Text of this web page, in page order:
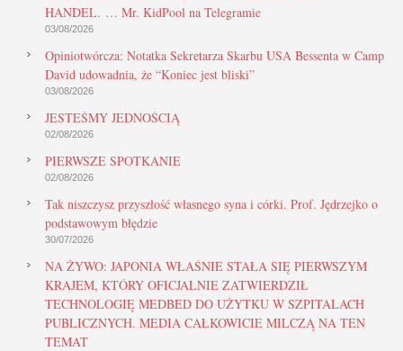
HANDEL. … Mr. KidPool na Telegramie
03/08/2026
Opiniotwórcza: Notatka Sekretarza Skarbu USA Bessenta w Camp
David udowadnia, że “Koniec jest bliski”
03/08/2026
JESTEŚMY JEDNOŚCIĄ
02/08/2026
PIERWSZE SPOTKANIE
02/08/2026
Tak niszczysz przyszłość własnego syna i córki. Prof. Jędrzejko o
podstawowym błędzie
30/07/2026
NA ŻYWO: JAPONIA WŁAŚNIE STAŁA SIĘ PIERWSZYM
KRAJEM, KTÓRY OFICJALNIE ZATWIERDZIŁ
TECHNOLOGIĘ MEDBED DO UŻYTKU W SZPITALACH
PUBLICZNYCH. MEDIA CAŁKOWICIE MILCZĄ NA TEN
TEMAT